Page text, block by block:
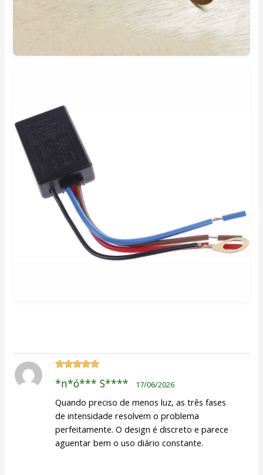
de 5
*n*ó*** S**** 17/06/2026
Quando preciso de menos luz, as três fases
de intensidade resolvem o problema
perfeitamente. O design é discreto e parece
aguentar bem o uso diário constante.